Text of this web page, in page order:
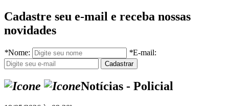
Cadastre seu e-mail e receba nossas
novidades
*Nome: *E-mail:
Notícias - Policial